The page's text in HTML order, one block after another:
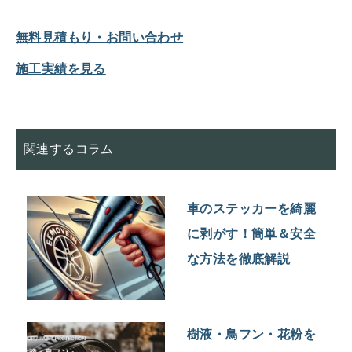
無料見積もり・お問い合わせ
施工実績を見る
関連するコラム
車のステッカーを綺麗
に剥がす！簡単＆安全
な方法を徹底解説
樹液・鳥フン・花粉を